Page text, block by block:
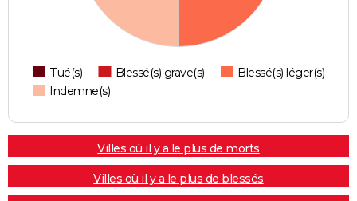
Tué(s) Blessé(s) grave(s)
Blessé(s) léger(s)
Indemne(s)
Villes où il y a le plus de morts
Villes où il y a le plus de blessés